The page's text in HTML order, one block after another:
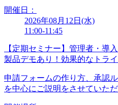
開催日：
2026年08月12日(水)
11:00-11:45
【定期セミナー】管理者・導
製品デモあり！効果的なトラ
申請フォームの作り方、承認
を中心にご説明をさせていただ